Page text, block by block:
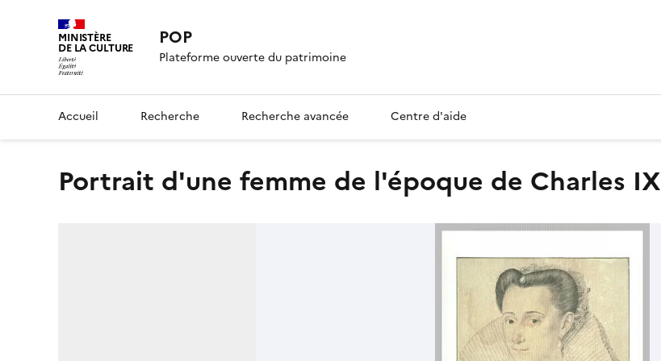
MINISTÈRE
DE LA CULTURE POP
Plateforme ouverte du patrimoine
Accueil Recherche Recherche avancée Centre d'aide
Portrait d'une femme de l'époque de Charles IX